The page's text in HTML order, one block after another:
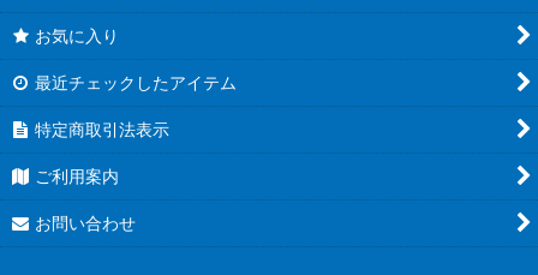
お気に入り
最近チェックしたアイテム
特定商取引法表示
ご利用案内
お問い合わせ